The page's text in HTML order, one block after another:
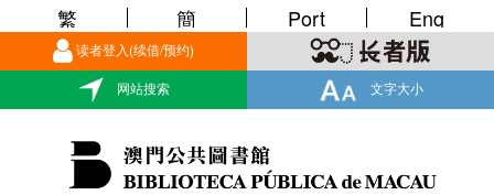
读者登入(续借/预约)
网站搜索 文字大小
繁 簡 Port Eng